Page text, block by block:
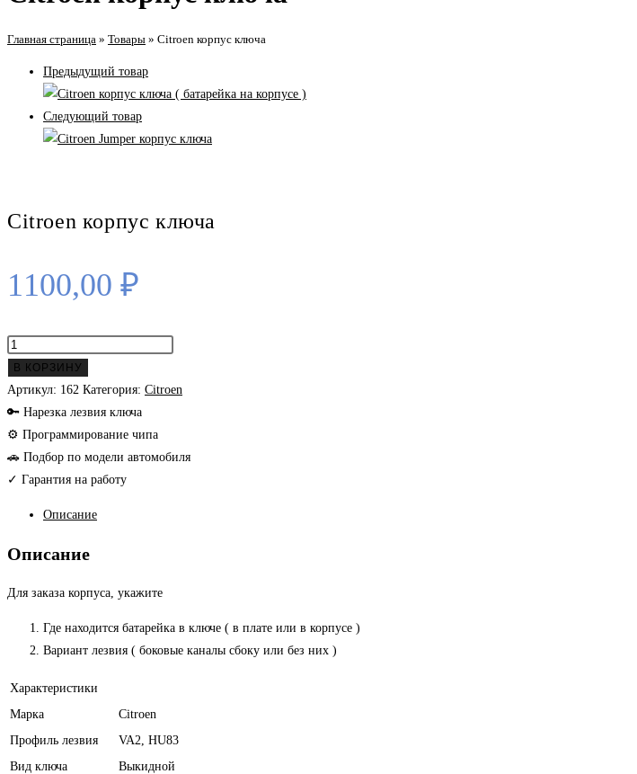
Главная страница » Товары » Citroen корпус ключа
Предыдущий товар
Следующий товар
Citroen корпус ключа
1100,00 ₽
Количество
товара
Citroen
корпус
ключа
В КОРЗИНУ
Артикул: 162 Категория: Citroen
🔑 Нарезка лезвия ключа
⚙ Программирование чипа
🚗 Подбор по модели автомобиля
✓ Гарантия на работу
Описание
Описание
Для заказа корпуса, укажите
Где находится батарейка в ключе ( в плате или в корпусе )
Вариант лезвия ( боковые каналы сбоку или без них )
Характеристики
Марка
Citroen
Профиль лезвия
VA2, HU83
Вид ключа
Выкидной